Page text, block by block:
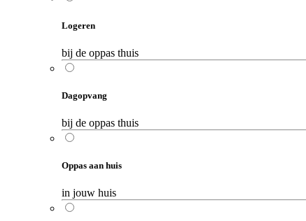
Logeren
bij de oppas thuis
Dagopvang
bij de oppas thuis
Oppas aan huis
in jouw huis